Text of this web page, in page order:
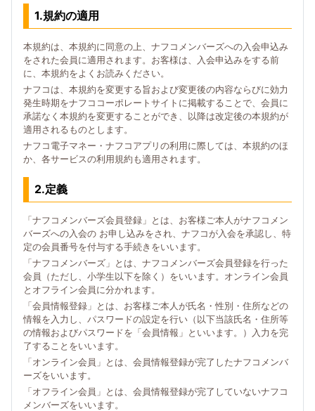
1.規約の適用
本規約は、本規約に同意の上、ナフコメンバーズへの入会申込み
をされた会員に適用されます。お客様は、入会申込みをする前
に、本規約をよくお読みください。
ナフコは、本規約を変更する旨および変更後の内容ならびに効力
発生時期をナフココーポレートサイトに掲載することで、会員に
承諾なく本規約を変更することができ、以降は改定後の本規約が
適用されるものとします。
ナフコ電子マネー・ナフコアプリの利用に際しては、本規約のほ
か、各サービスの利用規約も適用されます。
2.定義
「ナフコメンバーズ会員登録」とは、お客様ご本人がナフコメン
バーズへの入会の お申し込みをされ、ナフコが入会を承認し、特
定の会員番号を付与する手続きをいいます。
「ナフコメンバーズ」とは、ナフコメンバーズ会員登録を行った
会員（ただし、小学生以下を除く）をいいます。オンライン会員
とオフライン会員に分かれます。
「会員情報登録」とは、お客様ご本人が氏名・性別・住所などの
情報を入力し、パスワードの設定を行い（以下当該氏名・住所等
の情報およびパスワードを「会員情報」といいます。）入力を完
了することをいいます。
「オンライン会員」とは、会員情報登録が完了したナフコメンバ
ーズをいいます。
「オフライン会員」とは、会員情報登録が完了していないナフコ
メンバーズをいいます。